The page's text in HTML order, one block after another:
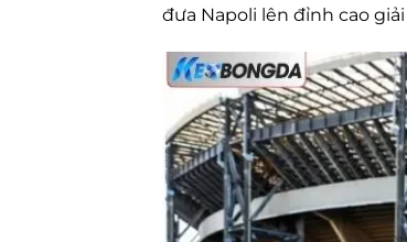
đưa Napoli lên đỉnh cao